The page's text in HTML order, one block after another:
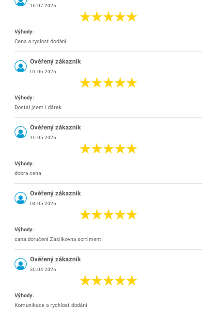
16.07.2026
Výhody:
Cena a ryclost dodání.
Ověřený zákazník
01.06.2026
Výhody:
Dostal jsem i dárek
Ověřený zákazník
10.05.2026
Výhody:
dobra cena
Ověřený zákazník
04.05.2026
Výhody:
cana doručení Zásilkovna sortiment
Ověřený zákazník
30.04.2026
Výhody:
Komunikace a rychlost dodání